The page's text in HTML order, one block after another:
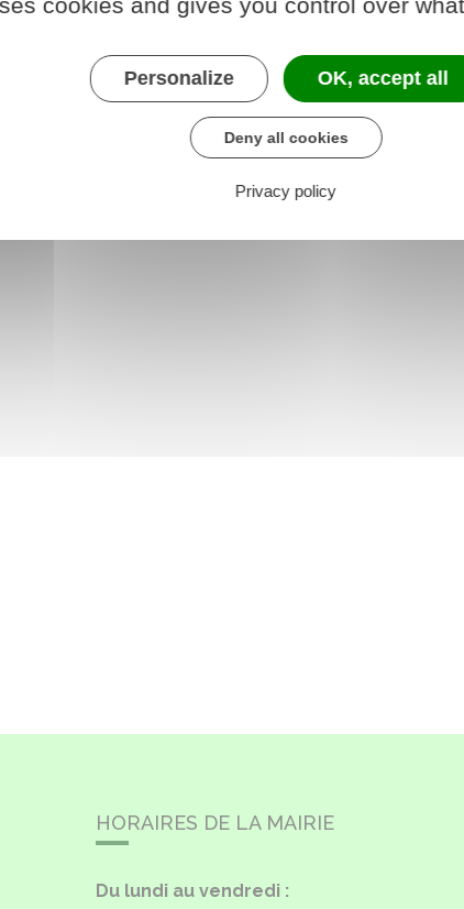
victimes d'infractions pénales
sexuelles ou psychologiques)
HORAIRES DE LA MAIRIE
Du lundi au vendredi :
Personalize OK, accept all
Deny all cookies
Privacy policy